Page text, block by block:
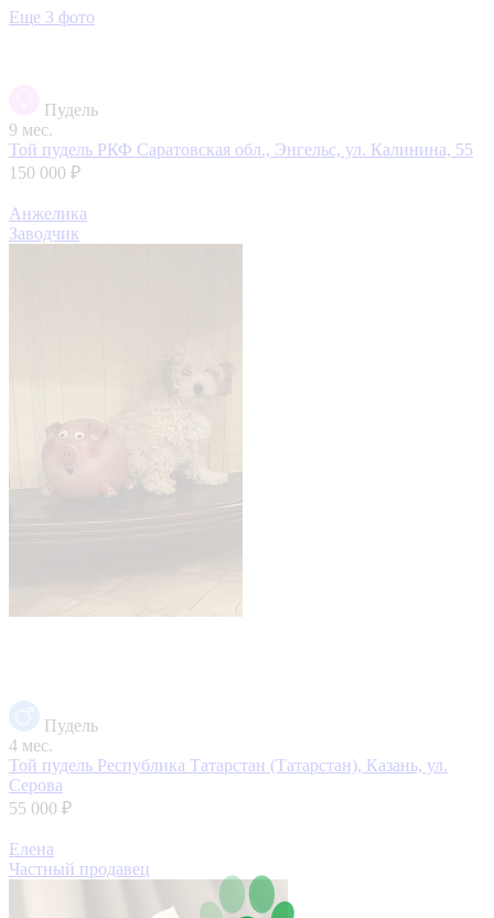
Еще 3 фото
Пудель
9 мес.
Той пудель РКФ Саратовская обл., Энгельс, ул. Калинина, 55
150 000 ₽
Анжелика
Заводчик
Пудель
4 мес.
Той пудель Республика Татарстан (Татарстан), Казань, ул.
Серова
55 000 ₽
Елена
Частный продавец